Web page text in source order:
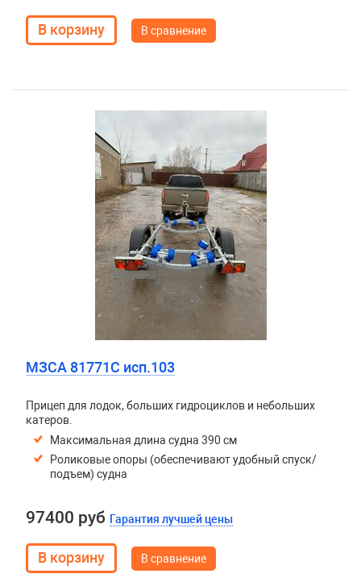
В сравнение
МЗСА 81771C исп.103
Прицеп для лодок, больших гидроциклов и небольших
катеров.
Максимальная длина судна 390 см
Роликовые опоры (обеспечивают удобный спуск/
подъем) судна
97400 руб Гарантия лучшей цены
В сравнение